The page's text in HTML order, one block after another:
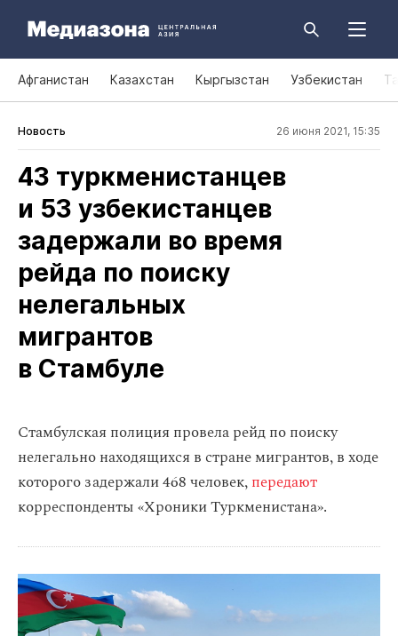
Афганистан Казахстан Кыргызстан Узбекистан
Новость 26 июня 2021, 15:35
43 туркменистанцев
и 53 узбекистанцев
задержали во время
рейда по поиску
нелегальных
мигрантов
в Стамбуле
Стамбулская полиция провела рейд по поиску
нелегально находящихся в стране мигрантов, в ходе
которого задержали 468 человек,передают
корреспонденты «Хроники Туркменистана».